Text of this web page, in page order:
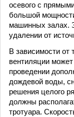
осевого с
большой
машинных залах.
удалении от
В зависимости от
вентиляции
проведении
дождевой воды,
решения целого
должны
тротуара.